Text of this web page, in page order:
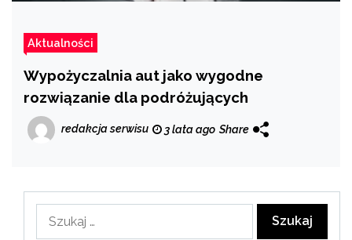
Aktualności
Wypożyczalnia aut jako wygodne
rozwiązanie dla podróżujących
redakcja serwisu 3 lata ago Share